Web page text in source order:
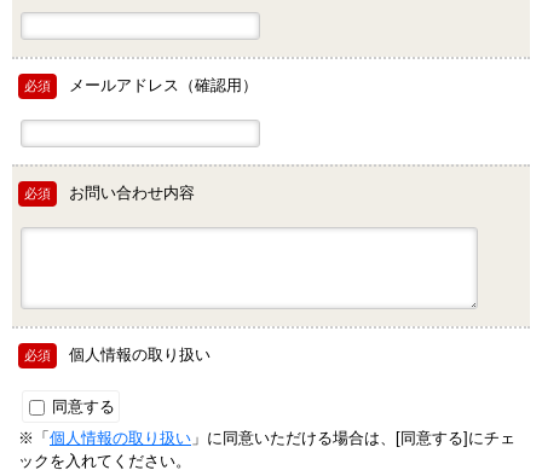
必須 メールアドレス（確認用）
必須 お問い合わせ内容
必須 個人情報の取り扱い
同意する
※「 個人情報の取り扱い 」に同意いただける場合は、[同意する]にチェ
ックを入れてください。